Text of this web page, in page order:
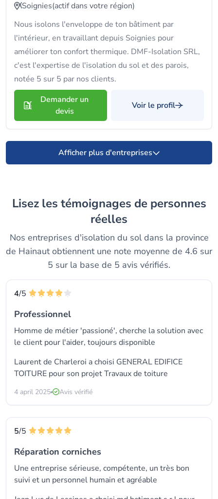
Soignies(actif dans votre région)
Nous isolons l'enveloppe de ton bâtiment par
l'intérieur, en travaillant depuis Soignies pour
améliorer ton confort thermique. DMF-Isolation SRL,
c'est l'expertise de l'isolation du sol et des parois,
notée 5 sur 5 par nos clients.
Demander un
devis
Voir le profil
Afficher plus d'entreprises
Lisez les témoignages de personnes
réelles
Nos entreprises d'isolation du sol dans la province
de Hainaut obtiennent une note moyenne de 4.6 sur
5 sur la base de 5 avis vérifiés.
4/5
Professionnel
Homme de métier 'passioné', cherche la solution avec
le client pour l'aider, toujours disponible
Laurent de Charleroi a choisi GENERAL EDIFICE
TOITURE pour son projet Travaux de toiture
4 april 2025 Avis vérifié
5/5
Réparation corniches
Une entreprise sérieuse, compétente, un très bon
suivi et un personnel humain et agréable